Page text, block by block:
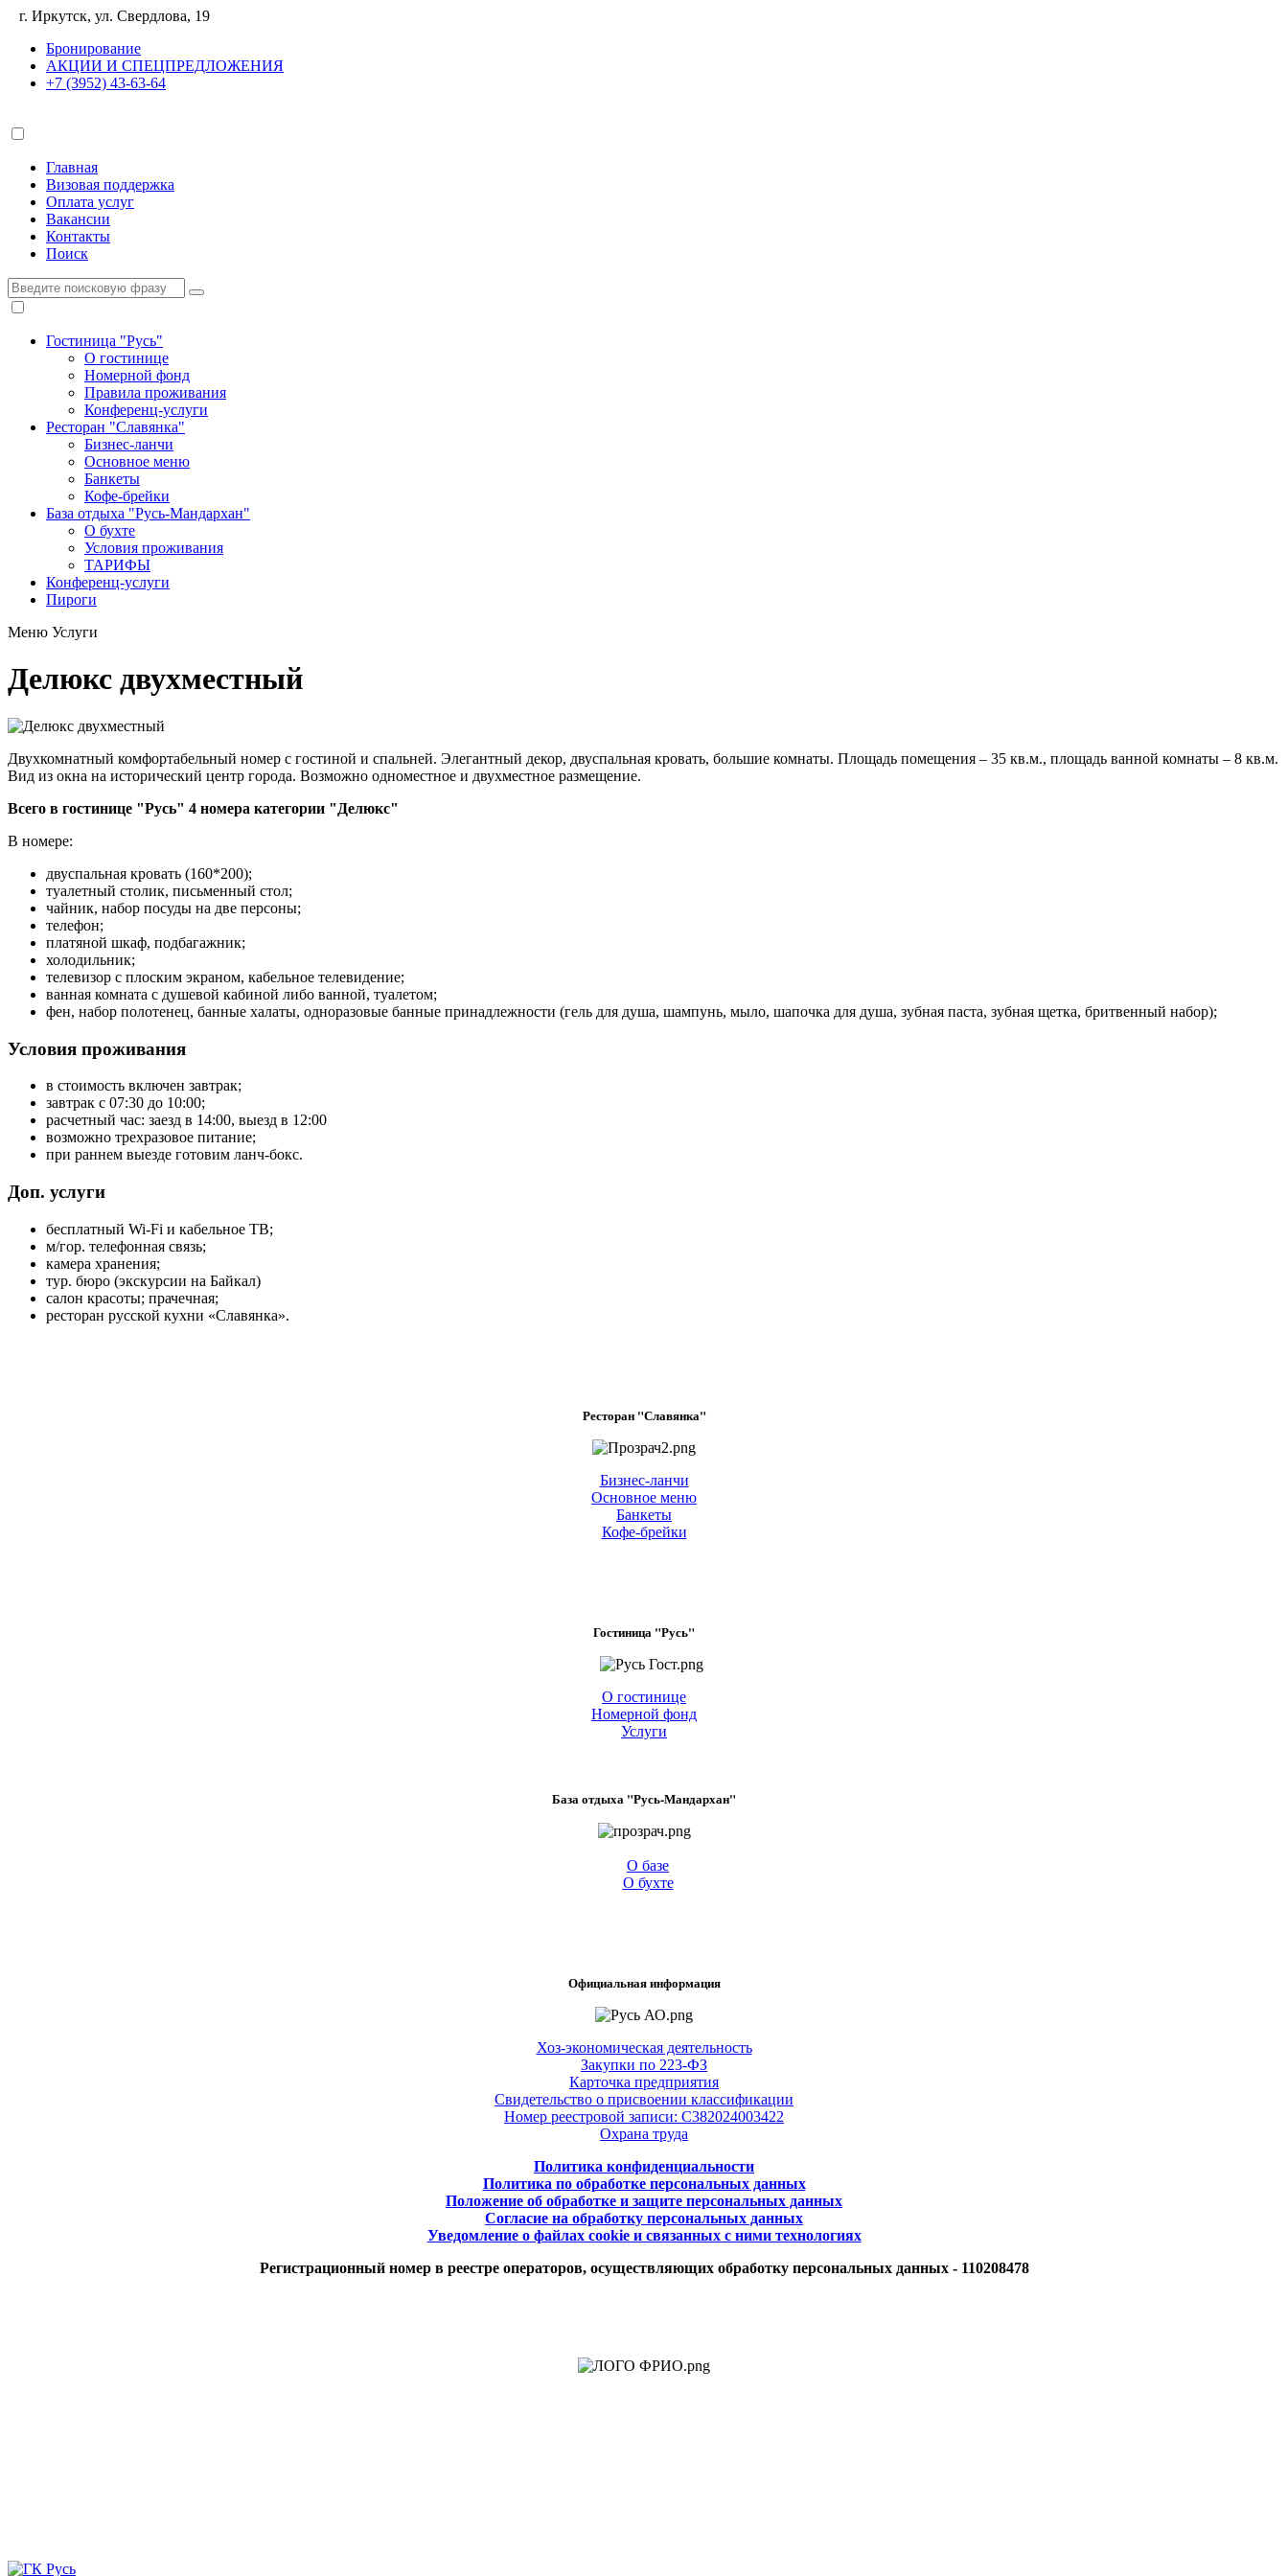
г. Иркутск, ул. Свердлова, 19
Бронирование
АКЦИИ И СПЕЦПРЕДЛОЖЕНИЯ
+7 (3952) 43-63-64
Главная
Визовая поддержка
Оплата услуг
Вакансии
Контакты
Поиск
Гостиница "Русь"
О гостинице
Номерной фонд
Правила проживания
Конференц-услуги
Ресторан "Славянка"
Бизнес-ланчи
Основное меню
Банкеты
Кофе-брейки
База отдыха "Русь-Мандархан"
О бухте
Условия проживания
ТАРИФЫ
Конференц-услуги
Пироги
Меню Услуги
Делюкс двухместный
Двухкомнатный комфортабельный номер с гостиной и спальней. Элегантный декор, двуспальная кровать, большие комнаты. Площадь помещения – 35 кв.м., площадь ванной комнаты – 8 кв.м.
Вид из окна на исторический центр города. Возможно одноместное и двухместное размещение.
Всего в гостинице "Русь" 4 номера категории "Делюкс"
В номере:
двуспальная кровать (160*200);
туалетный столик, письменный стол;
чайник, набор посуды на две персоны;
телефон;
платяной шкаф, подбагажник;
холодильник;
телевизор с плоским экраном, кабельное телевидение;
ванная комната с душевой кабиной либо ванной, туалетом;
фен, набор полотенец, банные халаты, одноразовые банные принадлежности (гель для душа, шампунь, мыло, шапочка для душа, зубная паста, зубная щетка, бритвенный набор);
Условия проживания
в стоимость включен завтрак;
завтрак с 07:30 до 10:00;
расчетный час: заезд в 14:00, выезд в 12:00
возможно трехразовое питание;
при раннем выезде готовим ланч-бокс.
Доп. услуги
бесплатный Wi-Fi и кабельное ТВ;
м/гор. телефонная связь;
камера хранения;
тур. бюро (экскурсии на Байкал)
салон красоты; прачечная;
ресторан русской кухни «Славянка».
Ресторан "Славянка"
Бизнес-ланчи
Основное меню
Банкеты
Кофе-брейки
Гостиница "Русь"
О гостинице
Номерной фонд
Услуги
База отдыха "Русь-Мандархан"
О базе
О бухте
Официальная информация
Хоз-экономическая деятельность
Закупки по 223-ФЗ
Карточка предприятия
Свидетельство о присвоении классификации
Номер реестровой записи: С382024003422
Охрана труда
Политика конфиденциальности
Политика по обработке персональных данных
Положение об обработке и защите персональных данных
Согласие на обработку персональных данных
Уведомление о файлах cookie и связанных с ними технологиях
Регистрационный номер в реестре операторов, осуществляющих обработку персональных данных - 110208478